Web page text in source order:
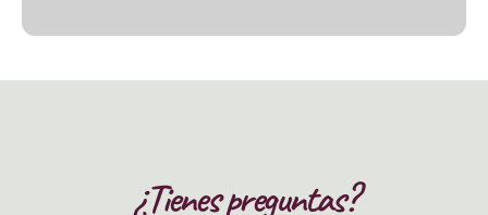
¿Tienes preguntas?